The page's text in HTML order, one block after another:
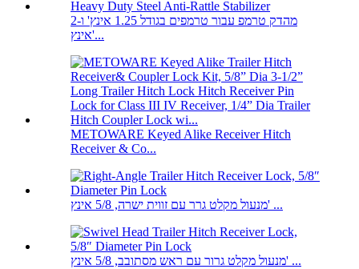
מהדק טרמפ עבור טרמפים בגודל 1.25 אינץ' ו-2
אינץ'...
METOWARE Keyed Alike Receiver Hitch
Receiver & Co...
מנעול מקלט גרר עם זווית ישרה, 5/8 אינץ' ...
מנעול מקלט גרור עם ראש מסתובב, 5/8 אינץ' ...